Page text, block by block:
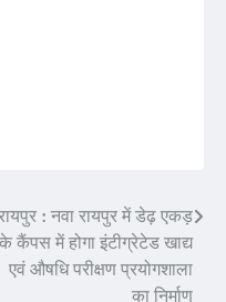
: नवा रायपुर में डेढ़ एकड़
के कैंपस में होगा इंटीग्रेटेड खाद्य
एवं औषधि परीक्षण प्रयोगशाला
का निर्माण